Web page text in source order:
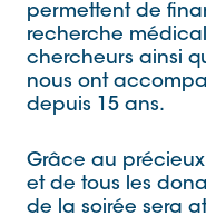
permettent de
recherche
chercheurs ainsi
nous ont
depuis 15 ans.
Grâce au précieux
et de tous les
de la soirée sera